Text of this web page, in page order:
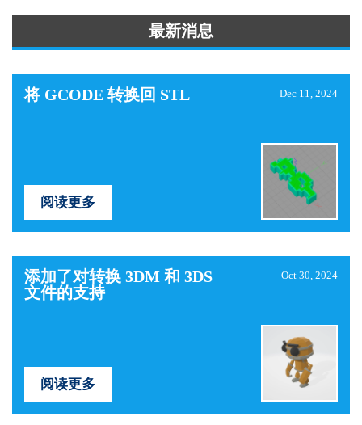
最新消息
将 GCODE 转换回 STL Dec 11, 2024
阅读更多
添加了对转换 3DM 和 3DS
文件的支持
Oct 30, 2024
阅读更多